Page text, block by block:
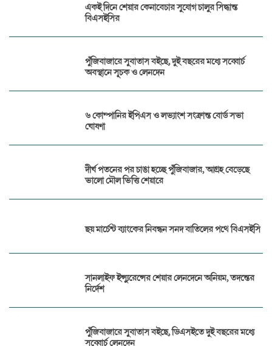
একই দিনে শেয়ার কেনাবেচার সুযোগ চালুর সিদ্ধান্ত
বিএসইসির
পুঁজিবাজারে সুবাতাস বইছে, দুই বছরের মধ্যে সব্বোর্চ
অবস্থানে সূচক ও লেনদেন
৬ কোম্পানির ইপিএস ও লভ্যাংশ সংক্রান্ত বোর্ড সভা
ঘোষণা
দীর্ঘ পতনের পর চাঙা হচ্ছে পুঁজিবাজার, আগ্রহ বেড়েছে
ভালো মৌল ভিত্তি শেয়ারে
ছয় মার্চেন্ট ব্যাংকের নিবন্ধন সনদ বাতিলের পথে বিএসইসি
সানলাইফ ইন্স্যুরেন্সের শেয়ার লেনদেনে অনিয়ম, তদন্তের
নির্দেশ
পুঁজিবাজারে সুবাতাস বইছে, ডিএসইতে দুই বছরের মধ্যে
সব্বোর্চ লেনদেন